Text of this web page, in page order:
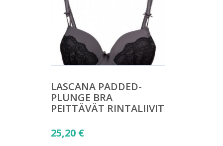
LASCANA PADDED-
PLUNGE BRA
PEITTÄVÄT RINTALIIVIT
25,20 €